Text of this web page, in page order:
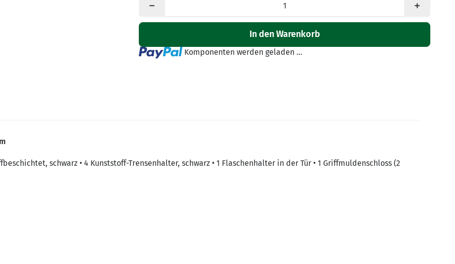
In den Warenkorb
Loading... Komponenten werden geladen ...
schwarz • 4 Kunststoff-Trensenhalter, schwarz • 1 Flaschenhalter in der Tür • 1 Griffmuldenschloss (2